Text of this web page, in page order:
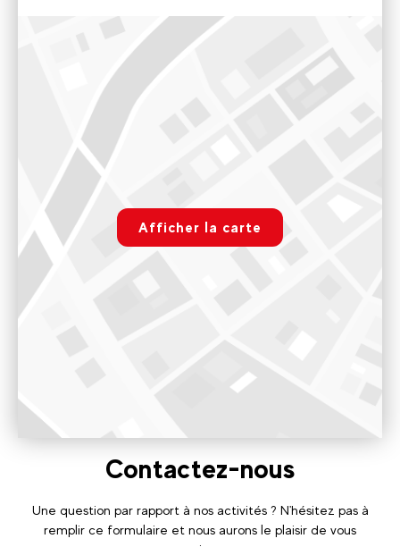
Paramétrer
Elpro Skimium Belle Plagne
Centre Commercial Amont 73210 La Plagne Tarentaise
Voir sur Google Maps
Décathlon Mountain Plagne 1800
221 route departementale residence Lauze, 73210 La
Plagne Tarentaise
8h45-12h30 et 14h30-18h45
Voir sur Google Maps
Elpro Skimium Plagne Soleil
Voir sur Google Maps
Afficher la carte
Contactez-nous
Une question par rapport à nos activités ? N'hésitez pas à
remplir ce formulaire et nous aurons le plaisir de vous